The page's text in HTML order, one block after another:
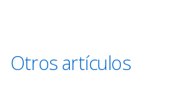
Otros artículos